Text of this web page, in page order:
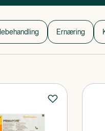
Ernæring